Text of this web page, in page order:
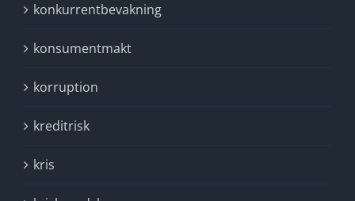
konkurrentbevakning
konsumentmakt
korruption
kreditrisk
kris